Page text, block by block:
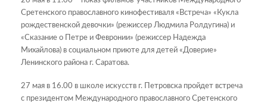
Сретенского православного кинофестиваля «Встреча» «Кукла
рождественской девочки» (режиссер Людмила Ролдугина) и
«Сказание о Петре и Февронии» (режиссер Надежда
Михайлова) в социальном приюте для детей «Доверие»
Ленинского района г. Саратова.
27 мая в 16.00 в школе искусств г. Петровска пройдет встреча
с президентом Международного православного Сретенского